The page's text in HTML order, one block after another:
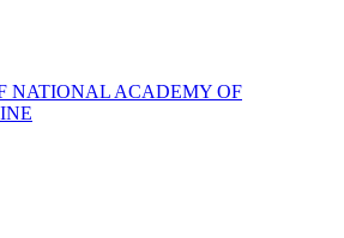
NATIONAL ACADEMY OF